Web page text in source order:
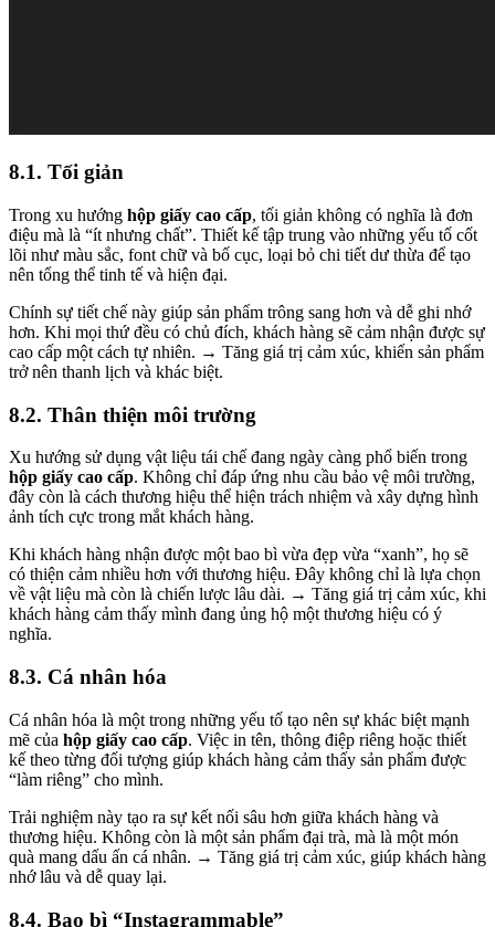
8.1. Tối giản
Trong xu hướng hộp giấy cao cấp, tối giản không có nghĩa là đơn
điệu mà là “ít nhưng chất”. Thiết kế tập trung vào những yếu tố cốt
lõi như màu sắc, font chữ và bố cục, loại bỏ chi tiết dư thừa để tạo
nên tổng thể tinh tế và hiện đại.
Chính sự tiết chế này giúp sản phẩm trông sang hơn và dễ ghi nhớ
hơn. Khi mọi thứ đều có chủ đích, khách hàng sẽ cảm nhận được sự
cao cấp một cách tự nhiên. → Tăng giá trị cảm xúc, khiến sản phẩm
trở nên thanh lịch và khác biệt.
8.2. Thân thiện môi trường
Xu hướng sử dụng vật liệu tái chế đang ngày càng phổ biến trong
hộp giấy cao cấp. Không chỉ đáp ứng nhu cầu bảo vệ môi trường,
đây còn là cách thương hiệu thể hiện trách nhiệm và xây dựng hình
ảnh tích cực trong mắt khách hàng.
Khi khách hàng nhận được một bao bì vừa đẹp vừa “xanh”, họ sẽ
có thiện cảm nhiều hơn với thương hiệu. Đây không chỉ là lựa chọn
về vật liệu mà còn là chiến lược lâu dài. → Tăng giá trị cảm xúc, khi
khách hàng cảm thấy mình đang ủng hộ một thương hiệu có ý
nghĩa.
8.3. Cá nhân hóa
Cá nhân hóa là một trong những yếu tố tạo nên sự khác biệt mạnh
mẽ của hộp giấy cao cấp. Việc in tên, thông điệp riêng hoặc thiết
kế theo từng đối tượng giúp khách hàng cảm thấy sản phẩm được
“làm riêng” cho mình.
Trải nghiệm này tạo ra sự kết nối sâu hơn giữa khách hàng và
thương hiệu. Không còn là một sản phẩm đại trà, mà là một món
quà mang dấu ấn cá nhân. → Tăng giá trị cảm xúc, giúp khách hàng
nhớ lâu và dễ quay lại.
8.4. Bao bì “Instagrammable”